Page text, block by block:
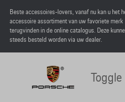
Beste accessoires-lovers, vanaf nu kan u het
accessoire assortiment van uw favoriete merk
terugvinden in de online catalogus. Deze
steeds besteld worden via uw dealer.